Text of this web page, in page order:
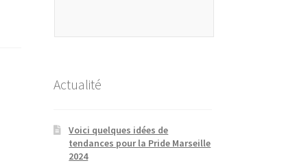
Actualité
Voici quelques idées de
tendances pour la Pride Marseille
2024